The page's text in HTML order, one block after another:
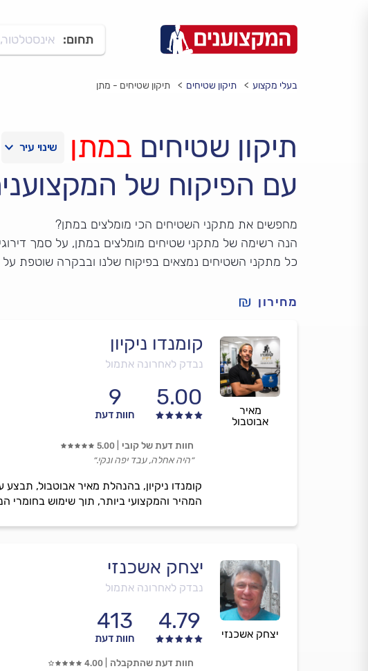
תחום:
בעלי מקצוע תיקון שטיחים תיקון שטיחים - מתן
תיקון שטיחים במתן
עם הפיקוח של
מחפשים את מתקני השטיחים הכי מומלצים במתן?
הנה רשימה של מתקני שטיחים מומלצים במתן, על סמך
כל מתקני השטיחים נמצאים בפיקוח שלנו ובבקרה שוטפת על
מחירון
מאיר
אבוטבול
קומנדו ניקיון
נבדק לאחרונה אתמול
5.00
9
חוות דעת
קומנדו ניקיון, בהנהלת מאיר אבוטבול, תבצע
המהיר והמקצועי ביותר, תוך שימוש בחומרי
חוות דעת של קובי 5.00
״היה אחלה, עבד יפה ונקי.״
יצחק אשכנזי
יצחק אשכנזי
נבדק לאחרונה אתמול
4.79
413
חוות דעת
חוות דעת שהתקבלה 4.00